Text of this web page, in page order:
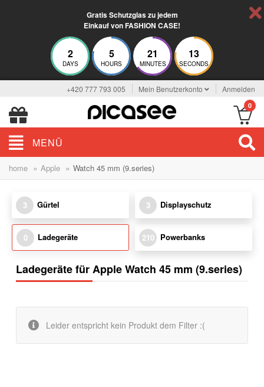
Gratis Schutzglas zu jedem
Einkauf von FASHION CASE!
2
DAYS
5
HOURS
21
MINUTES
13
SECONDS
+420 777 793 005 Mein Benutzerkonto Anmelden
0
MENÜ
home » Apple » Watch 45 mm (9.series)
3 Gürtel 3 Displayschutz
0 Ladegeräte 210 Powerbanks
Ladegeräte für Apple Watch 45 mm (9.series)
Leider entspricht kein Produkt dem Filter :(